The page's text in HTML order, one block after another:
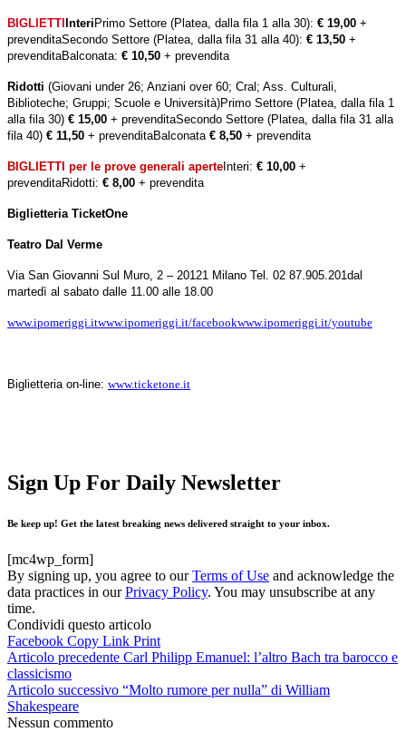
BIGLIETTIInteriPrimo Settore (Platea, dalla fila 1 alla 30): € 19,00 +
prevenditaSecondo Settore (Platea, dalla fila 31 alla 40): € 13,50 +
prevenditaBalconata: € 10,50 + prevendita
Ridotti (Giovani under 26; Anziani over 60; Cral; Ass. Culturali,
Biblioteche; Gruppi; Scuole e Università)Primo Settore (Platea, dalla fila 1
alla fila 30) € 15,00 + prevenditaSecondo Settore (Platea, dalla fila 31 alla
fila 40) € 11,50 + prevenditaBalconata € 8,50 + prevendita
BIGLIETTI per le prove generali aperteInteri: € 10,00 +
prevenditaRidotti: € 8,00 + prevendita
Biglietteria TicketOne
Teatro Dal Verme
Via San Giovanni Sul Muro, 2 – 20121 Milano Tel. 02 87.905.201dal
martedì al sabato dalle 11.00 alle 18.00
www.ipomeriggi.itwww.ipomeriggi.it/facebookwww.ipomeriggi.it/youtube
Biglietteria on-line: www.ticketone.it
Sign Up For Daily Newsletter
Be keep up! Get the latest breaking news delivered straight to your inbox.
[mc4wp_form]
By signing up, you agree to ourTerms of Use and acknowledge the
data practices in ourPrivacy Policy. You may unsubscribe at any
time.
Condividi questo articolo
Facebook Copy Link Print
Articolo precedente Carl Philipp Emanuel: l’altro Bach tra barocco e
classicismo
Articolo successivo “Molto rumore per nulla” di William
Shakespeare
Nessun commento